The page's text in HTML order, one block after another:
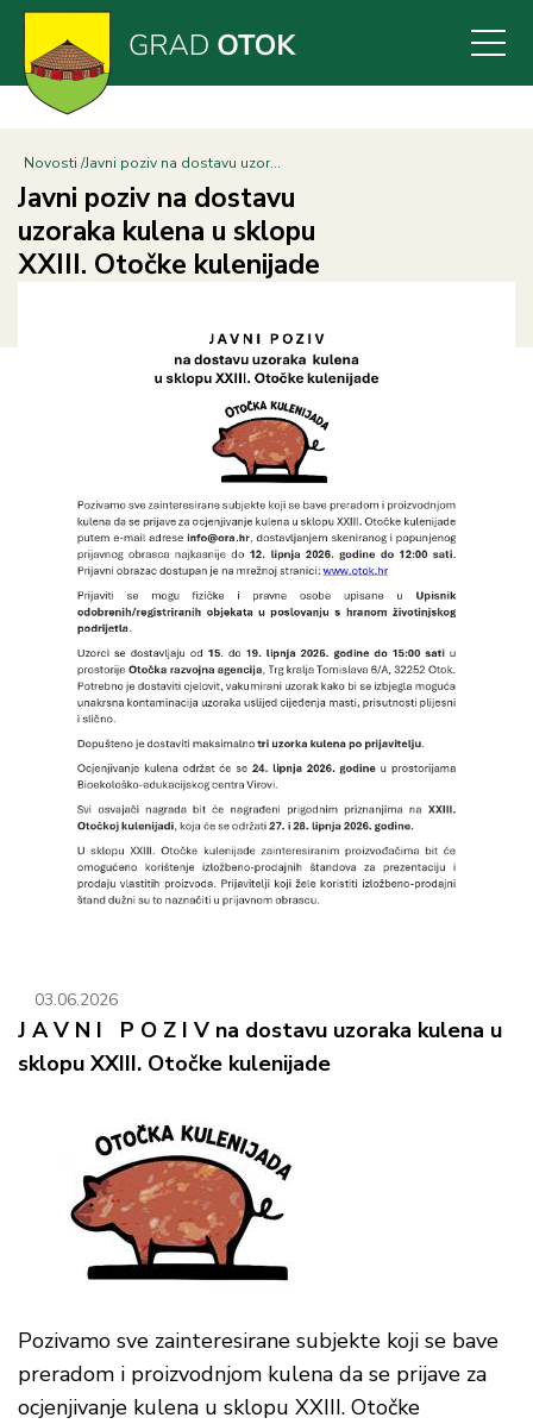
Skoči
glavni
sadržaj
Novosti Javni poziv na dostavu uzor...
Javni poziv na dostavu
uzoraka kulena u sklopu
XXIII. Otočke kulenijade
03.06.2026
J A V N I P O Z I V na dostavu uzoraka kulena u
sklopu XXIII. Otočke kulenijade
Pozivamo sve zainteresirane subjekte koji se bave
preradom i proizvodnjom kulena da se prijave za
ocjenjivanje kulena u sklopu XXIII. Otočke